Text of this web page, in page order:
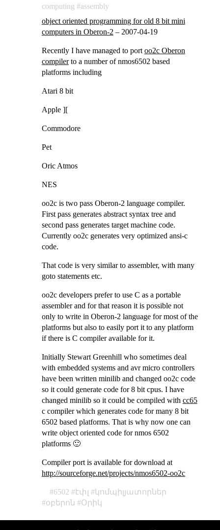
computing
assembly
object oriented programming for old 8 bit mini
computers in Oberon-2 – 2007-04-19
Recently I have managed to port oo2c Oberon
compilerto a number of nmos6502 based
platforms including
Atari 8 bit
Apple ][
Commodore
Pet
Oric Atmos
NES
oo2c is two pass Oberon-2 language compiler.
First pass generates abstract syntax tree and
second pass generates target machine code.
Currently oo2c generates very optimized ansi-c
code.
That code is very similar to assembler, with many
goto statements etc.
oo2c developers prefer to use C as a portable
assembler and for that reason it is possible not
only to write in Oberon-2 language for most of the
platforms but also to easily port it to any platform
if there is C compiler available for it.
Initially Stewart Greenhill who sometimes deal
with embedded systems and avr micro controllers
have been written minilib and changed oo2c code
so it could generate code for 8 bit cpus. I have
changed minilib so it could be compiled with cc65
c compiler which generates code for many 8 bit
6502 based platforms. That is why now one can
write object oriented code for nmos 6502
platforms 🙂
Compiler port is available for download at
http://sourceforge.net/projects/nmos6502-oo2c
6502 էփլ
կոմպիլյատորներ
օբերոն
Օրիկ